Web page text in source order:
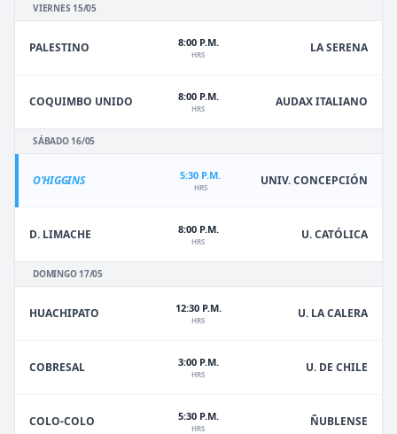
VIERNES 15/05
PALESTINO 8:00 P.M.
HRS LA SERENA
COQUIMBO UNIDO 8:00 P.M.
HRS AUDAX ITALIANO
SÁBADO 16/05
O'HIGGINS 5:30 P.M.
HRS UNIV. CONCEPCIÓN
D. LIMACHE 8:00 P.M.
HRS U. CATÓLICA
DOMINGO 17/05
HUACHIPATO 12:30 P.M.
HRS U. LA CALERA
COBRESAL 3:00 P.M.
HRS U. DE CHILE
COLO-COLO 5:30 P.M.
HRS ÑUBLENSE